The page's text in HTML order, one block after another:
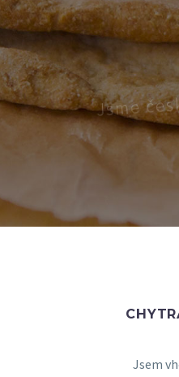
Jsme čes
specializuje
be zlepkov
p
Jsem